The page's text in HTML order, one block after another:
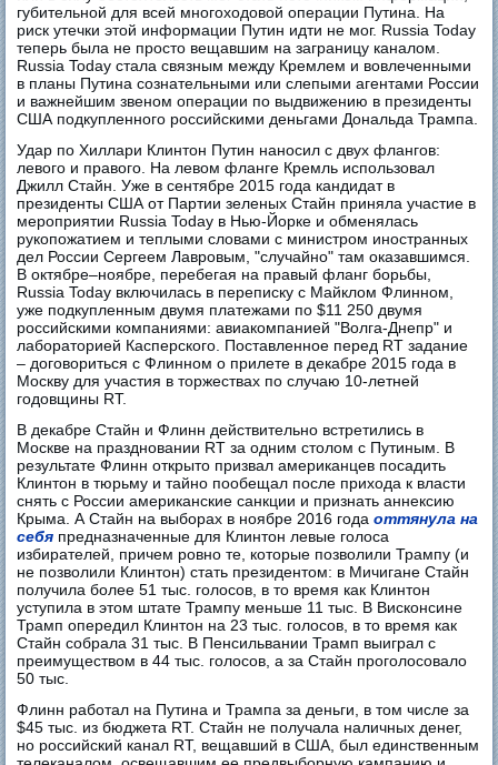
губительной для всей многоходовой операции Путина. На
риск утечки этой информации Путин идти не мог. Russia Today
теперь была не просто вещавшим на заграницу каналом.
Russia Today стала связным между Кремлем и вовлеченными
в планы Путина сознательными или слепыми агентами России
и важнейшим звеном операции по выдвижению в президенты
США подкупленного российскими деньгами Дональда Трампа.
Удар по Хиллари Клинтон Путин наносил с двух флангов:
левого и правого. На левом фланге Кремль использовал
Джилл Стайн. Уже в сентябре 2015 года кандидат в
президенты США от Партии зеленых Стайн приняла участие в
мероприятии Russia Today в Нью-Йорке и обменялась
рукопожатием и теплыми словами с министром иностранных
дел России Сергеем Лавровым, "случайно" там оказавшимся.
В октябре–ноябре, перебегая на правый фланг борьбы,
Russia Today включилась в переписку с Майклом Флинном,
уже подкупленным двумя платежами по $11 250 двумя
российскими компаниями: авиакомпанией "Волга-Днепр" и
лабораторией Касперского. Поставленное перед RT задание
– договориться с Флинном о прилете в декабре 2015 года в
Москву для участия в торжествах по случаю 10-летней
годовщины RT.
В декабре Стайн и Флинн действительно встретились в
Москве на праздновании RT за одним столом с Путиным. В
результате Флинн открыто призвал американцев посадить
Клинтон в тюрьму и тайно пообещал после прихода к власти
снять с России американские санкции и признать аннексию
Крыма. А Стайн на выборах в ноябре 2016 годаоттянула на
себя предназначенные для Клинтон левые голоса
избирателей, причем ровно те, которые позволили Трампу (и
не позволили Клинтон) стать президентом: в Мичигане Стайн
получила более 51 тыс. голосов, в то время как Клинтон
уступила в этом штате Трампу меньше 11 тыс. В Висконсине
Трамп опередил Клинтон на 23 тыс. голосов, в то время как
Стайн собрала 31 тыс. В Пенсильвании Трамп выиграл с
преимуществом в 44 тыс. голосов, а за Стайн проголосовало
50 тыс.
Флинн работал на Путина и Трампа за деньги, в том числе за
$45 тыс. из бюджета RT. Стайн не получала наличных денег,
но российский канал RT, вещавший в США, был единственным